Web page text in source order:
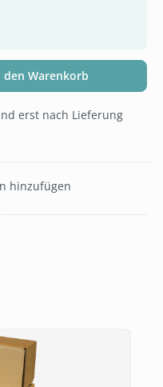
gewünschten
den Warenkorb
erst nach Lieferung
hinzufügen